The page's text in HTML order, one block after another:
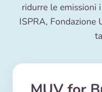
ridurre le emissioni
ISPRA, Fondazione